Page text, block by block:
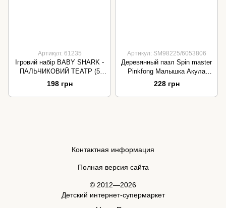
Артикул: 61235
Ігровий набір BABY SHARK -
ПАЛЬЧИКОВИЙ ТЕАТР (5
фігурок)
198 грн
Артикул: SM98225/6053806
Деревянный пазл Spin master
Pinkfong Малышка Акула
SM98225/6053806
228 грн
Контактная информация
Полная версия сайта
© 2012—2026
Детский интернет-супермаркет